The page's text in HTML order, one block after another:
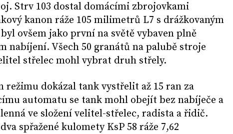
Strv 103 dostal domácími zbrojovkami
kanon ráže 105 milimetrů L7 s drážkovaným
ovšem jako první na světě vybaven plně
nabíjení. Všech 50 granátů na palubě stroje
střelec mohl vybrat druh střely.
režimu dokázal tank vystřelit až 15 ran za
automatu se tank mohl obejít bez nabíječe a
ve složení velitel-střelec, radista a řidič.
spřažené kulomety KsP 58 ráže 7,62